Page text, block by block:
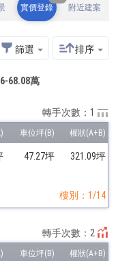
實價登錄 附近建案
篩選 排序
68.08萬
47.27坪 321.09坪
樓別：1/14
轉手次數：1
轉手次數：2